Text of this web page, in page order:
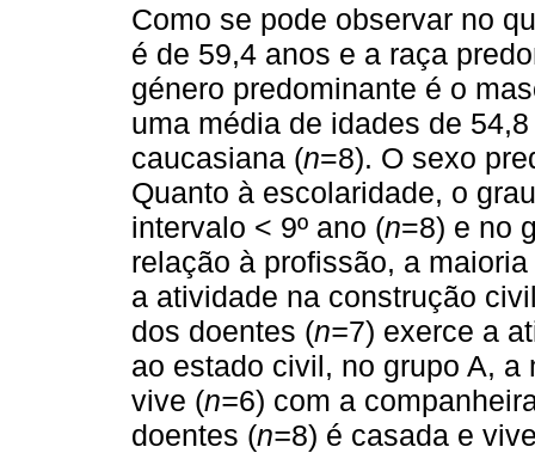
Como se pode observar no
é de 59,4 anos e a raça
género predominante é o
uma média de idades de
caucasiana (n=8). O sexo
Quanto à escolaridade, o
intervalo < 9º ano (n=8) e no
relação à profissão, a
a atividade na construção
dos doentes (n=7) exerce a
ao estado civil, no grupo A, a
vive (n=6) com a
doentes (n=8) é casada e